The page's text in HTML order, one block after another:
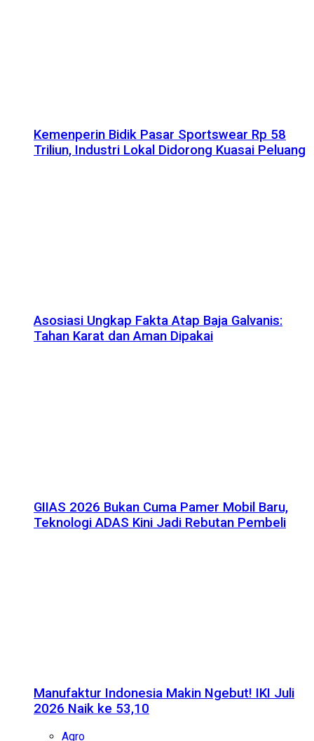
Kemenperin Bidik Pasar Sportswear Rp 58
Triliun, Industri Lokal Didorong Kuasai Peluang
Asosiasi Ungkap Fakta Atap Baja Galvanis:
Tahan Karat dan Aman Dipakai
GIIAS 2026 Bukan Cuma Pamer Mobil Baru,
Teknologi ADAS Kini Jadi Rebutan Pembeli
Manufaktur Indonesia Makin Ngebut! IKI Juli
2026 Naik ke 53,10
Agro